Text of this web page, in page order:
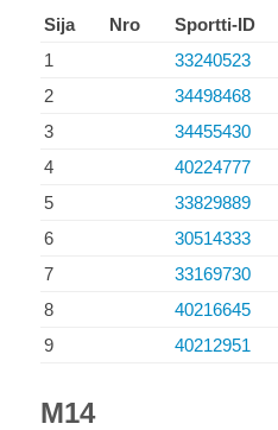
Sija Nro Sportti-ID
1
33240523
2
34498468
3
34455430
4
40224777
5
33829889
6
30514333
7
33169730
8
40216645
9
40212951
M14